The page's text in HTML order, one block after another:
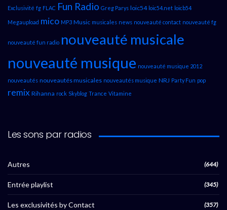
Exclusivité fg FLAC Fun Radio Greg Parys loic54 loic54.net loicb54
Megaupload mico MP3 Music musicales news nouveauté contact nouveauté fg
nouveauté fun radio nouveauté musicale
nouveauté musique nouveauté musique 2012
nouveautés nouveautés musicales nouveautés musique NRJ Party Fun pop
remix Rihanna rock Skyblog Trance Vitamine
Les sons par radios
Autres (644)
Entrée playlist (345)
Les exclusivités by Contact (357)